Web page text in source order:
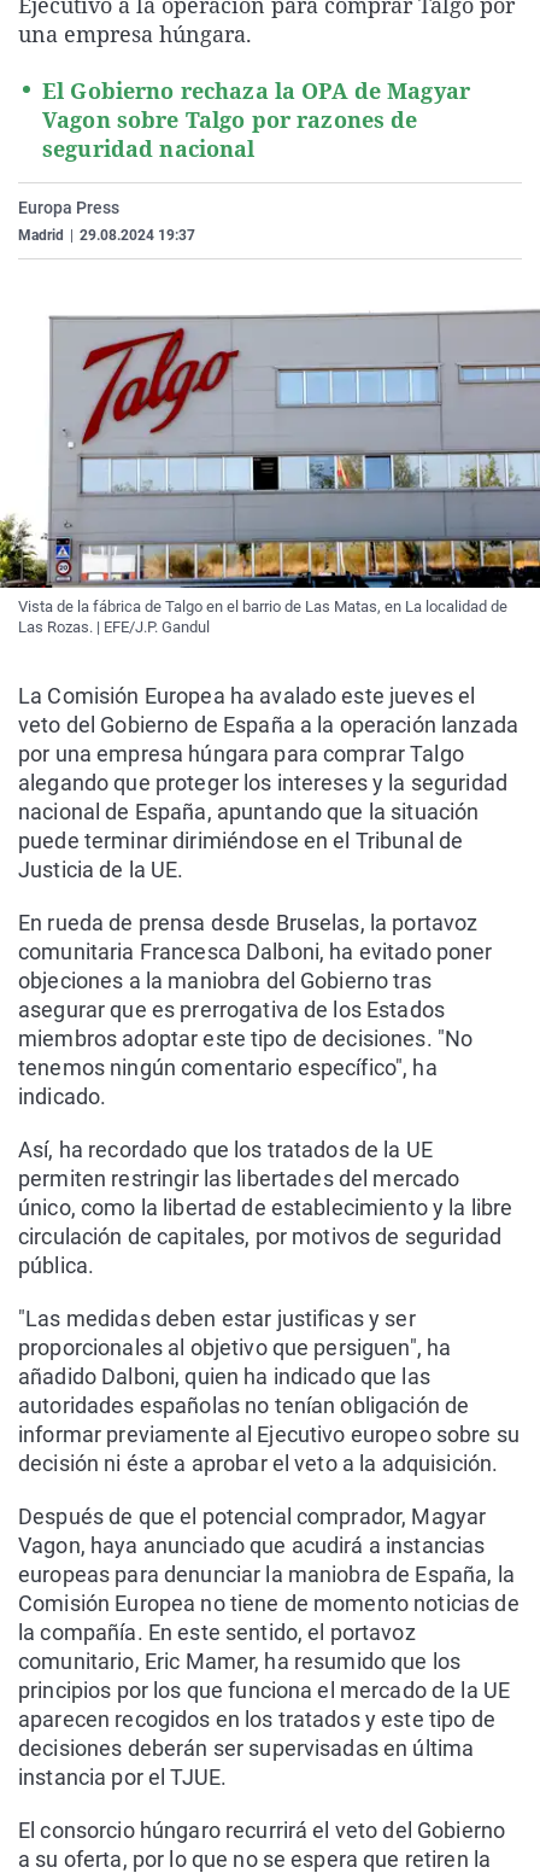
La rosa de los vientos
Como el perro y el
Caso
Equipo de
Extremadura
La Rioja
País Vasco
Virales
Elecciones
una empresa húngara.
El Gobierno rechaza la OPA de Magyar
Vagon sobre Talgo por razones de
seguridad nacional
Europa Press
Madrid 29.08.2024 19:37
Vista de la fábrica de Talgo en el barrio de Las Matas, en La localidad de
Las Rozas. | EFE/J.P. Gandul
La Comisión Europea ha avalado este jueves el
veto del Gobierno de España a la operación lanzada
por una empresa húngara para comprar Talgo
alegando que proteger los intereses y la seguridad
nacional de España, apuntando que la situación
puede terminar dirimiéndose en el Tribunal de
Justicia de la UE.
En rueda de prensa desde Bruselas, la portavoz
comunitaria Francesca Dalboni, ha evitado poner
objeciones a la maniobra del Gobierno tras
asegurar que es prerrogativa de los Estados
miembros adoptar este tipo de decisiones. "No
tenemos ningún comentario específico", ha
indicado.
Así, ha recordado que los tratados de la UE
permiten restringir las libertades del mercado
único, como la libertad de establecimiento y la libre
circulación de capitales, por motivos de seguridad
pública.
"Las medidas deben estar justificas y ser
proporcionales al objetivo que persiguen", ha
añadido Dalboni, quien ha indicado que las
autoridades españolas no tenían obligación de
informar previamente al Ejecutivo europeo sobre su
decisión ni éste a aprobar el veto a la adquisición.
Después de que el potencial comprador, Magyar
Vagon, haya anunciado que acudirá a instancias
europeas para denunciar la maniobra de España, la
Comisión Europea no tiene de momento noticias de
la compañía. En este sentido, el portavoz
comunitario, Eric Mamer, ha resumido que los
principios por los que funciona el mercado de la UE
aparecen recogidos en los tratados y este tipo de
decisiones deberán ser supervisadas en última
instancia por el TJUE.
El consorcio húngaro recurrirá el veto del Gobierno
a su oferta, por lo que no se espera que retiren la